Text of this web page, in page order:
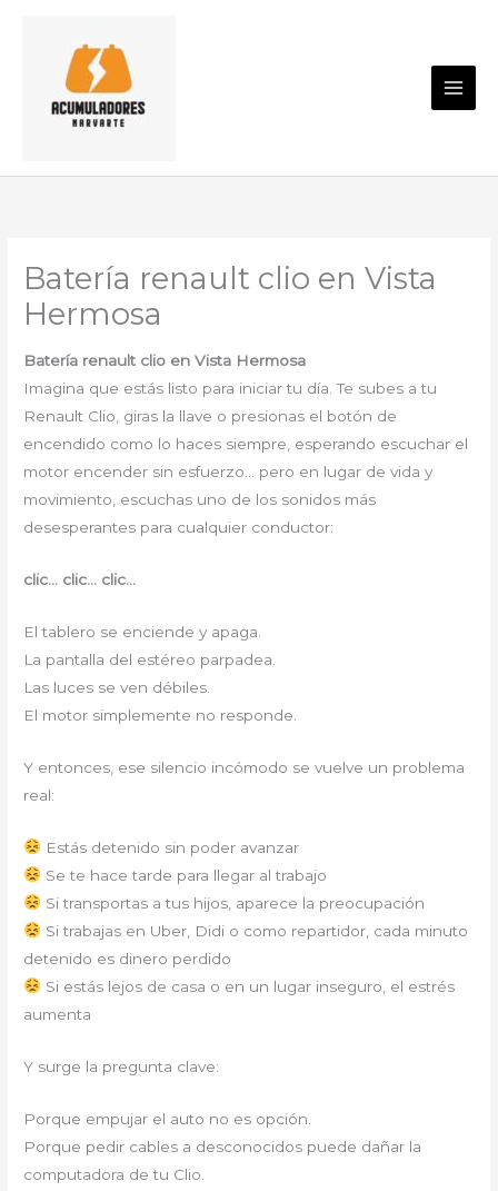
contenido
Batería renault clio en Vista
Hermosa
Batería renault clio en Vista Hermosa
Imagina que estás listo para iniciar tu día. Te subes a tu
Renault Clio, giras la llave o presionas el botón de
encendido como lo haces siempre, esperando escuchar el
motor encender sin esfuerzo… pero en lugar de vida y
movimiento, escuchas uno de los sonidos más
desesperantes para cualquier conductor:
clic… clic… clic…
El tablero se enciende y apaga.
La pantalla del estéreo parpadea.
Las luces se ven débiles.
El motor simplemente no responde.
Y entonces, ese silencio incómodo se vuelve un problema
real:
Estás detenido sin poder avanzar
Se te hace tarde para llegar al trabajo
Si transportas a tus hijos, aparece la preocupación
Si trabajas en Uber, Didi o como repartidor, cada minuto
detenido es dinero perdido
Si estás lejos de casa o en un lugar inseguro, el estrés
aumenta
Y surge la pregunta clave:
Porque empujar el auto no es opción.
Porque pedir cables a desconocidos puede dañar la
computadora de tu Clio.